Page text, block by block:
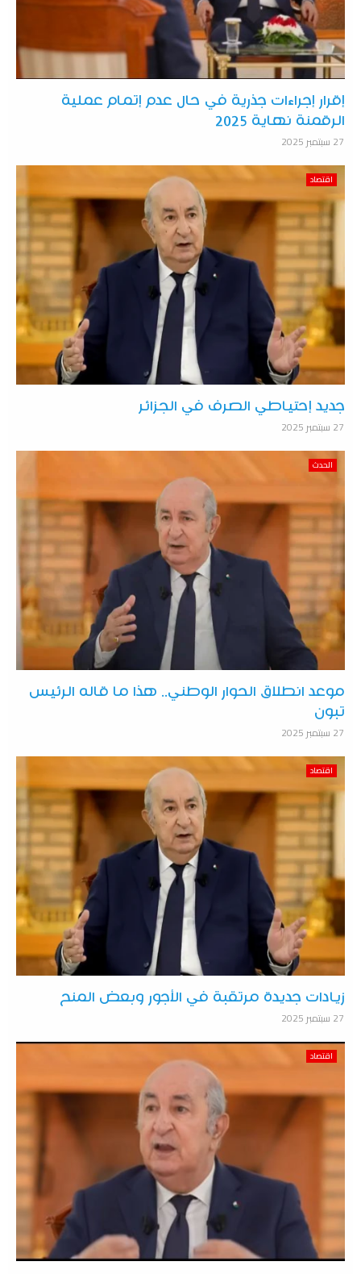
إقرار إجراءات جذرية في حال عدم إتمام عملية
الرقمنة نهاية 2025
27 سبتمبر 2025
اقتصاد
جديد إحتياطي الصرف في الجزائر
27 سبتمبر 2025
الحدث
موعد انطلاق الحوار الوطني.. هذا ما قاله الرئيس
تبون
27 سبتمبر 2025
اقتصاد
زيادات جديدة مرتقبة في الأجور وبعض المنح
27 سبتمبر 2025
اقتصاد